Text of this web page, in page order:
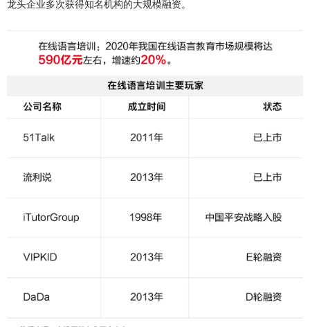
龙头企业多次获得知名机构的大规模融资。